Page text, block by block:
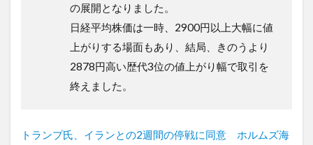
の展開となりました。
日経平均株価は一時、2900円以上大幅に値
上がりする場面もあり、結局、きのうより
2878円高い歴代3位の値上がり幅で取引を
終えました。
トランプ氏、イランとの2週間の停戦に同意 ホルムズ海